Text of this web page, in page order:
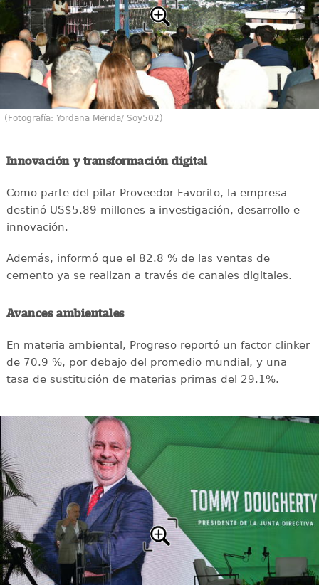
(Fotografía: Yordana Mérida/ Soy502)
Innovación y transformación digital
Como parte del pilar Proveedor Favorito, la empresa
destinó US$5.89 millones a investigación, desarrollo e
innovación.
Además, informó que el 82.8 % de las ventas de
cemento ya se realizan a través de canales digitales.
Avances ambientales
En materia ambiental, Progreso reportó un factor clinker
de 70.9 %, por debajo del promedio mundial, y una
tasa de sustitución de materias primas del 29.1%.